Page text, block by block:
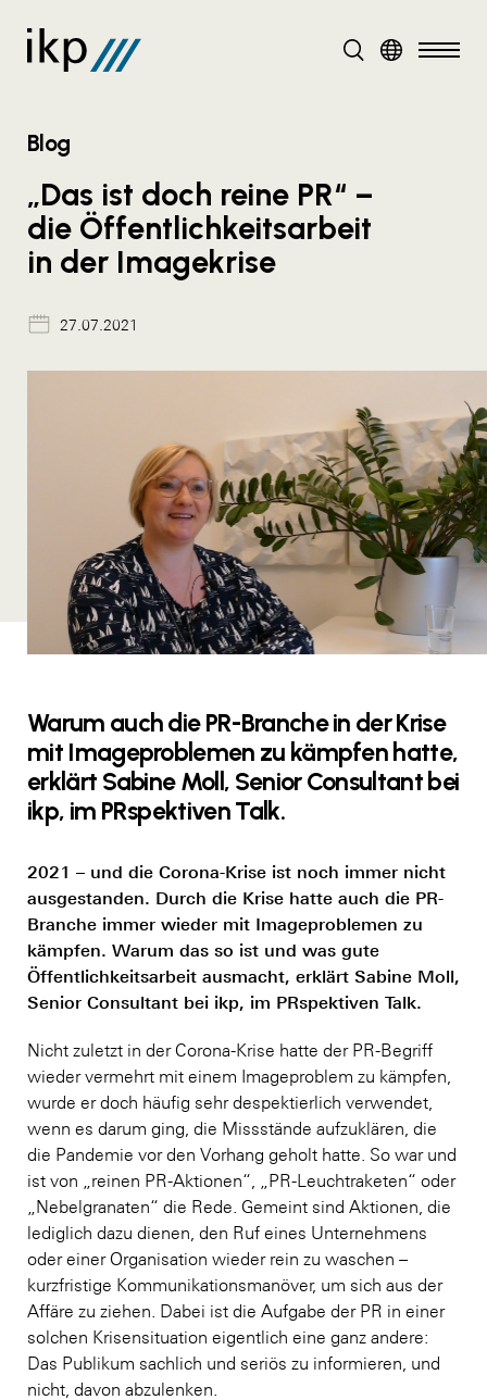
DE
Blog
„Das ist doch reine PR“ –
die Öffentlichkeitsarbeit
in der Imagekrise
27.07.2021
Warum auch die PR-Branche in der Krise
mit Imageproblemen zu kämpfen hatte,
erklärt Sabine Moll, Senior Consultant bei
ikp, im PRspektiven Talk.
2021 – und die Corona-Krise ist noch immer nicht
ausgestanden. Durch die Krise hatte auch die PR-
Branche immer wieder mit Imageproblemen zu
kämpfen. Warum das so ist und was gute
Öffentlichkeitsarbeit ausmacht, erklärt Sabine Moll,
Senior Consultant bei ikp, im PRspektiven Talk.
Nicht zuletzt in der Corona-Krise hatte der PR-Begriff
wieder vermehrt mit einem Imageproblem zu kämpfen,
wurde er doch häufig sehr despektierlich verwendet,
wenn es darum ging, die Missstände aufzuklären, die
die Pandemie vor den Vorhang geholt hatte. So war und
ist von „reinen PR-Aktionen“, „PR-Leuchtraketen“ oder
„Nebelgranaten“ die Rede. Gemeint sind Aktionen, die
lediglich dazu dienen, den Ruf eines Unternehmens
oder einer Organisation wieder rein zu waschen –
kurzfristige Kommunikationsmanöver, um sich aus der
Affäre zu ziehen. Dabei ist die Aufgabe der PR in einer
solchen Krisensituation eigentlich eine ganz andere:
Das Publikum sachlich und seriös zu informieren, und
nicht, davon abzulenken.